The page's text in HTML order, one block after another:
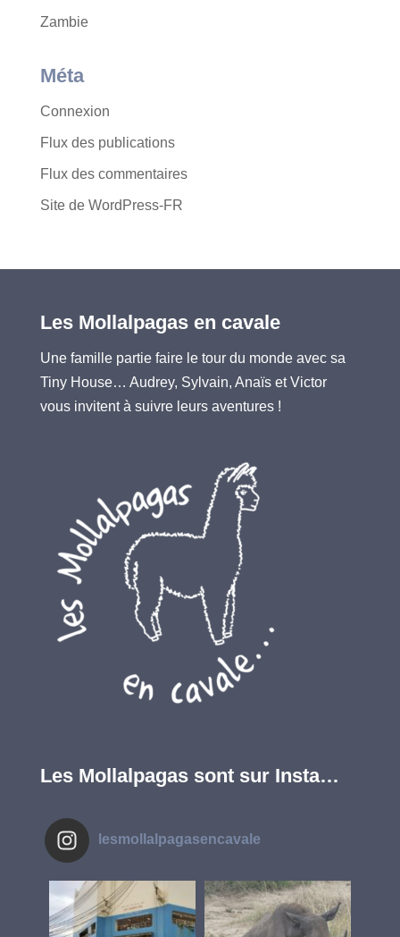
Zambie
Méta
Connexion
Flux des publications
Flux des commentaires
Site de WordPress-FR
Les Mollalpagas en cavale
Une famille partie faire le tour du monde avec sa
Tiny House… Audrey, Sylvain, Anaïs et Victor
vous invitent à suivre leurs aventures !
Les Mollalpagas sont sur Insta…
lesmollalpagasencavale